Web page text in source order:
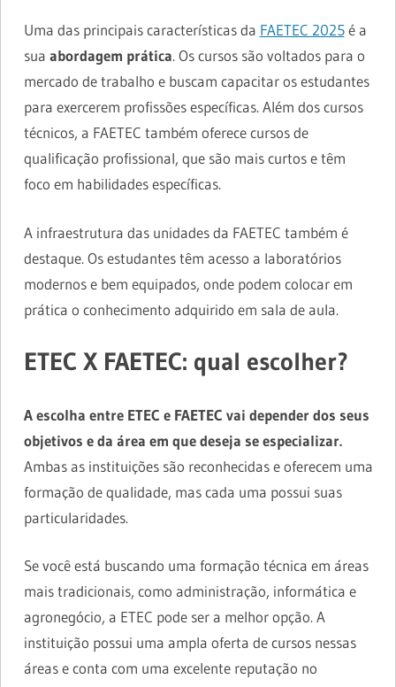
Uma das principais características da FAETEC 2025é a
sua abordagem prática. Os cursos são voltados para o
mercado de trabalho e buscam capacitar os estudantes
para exercerem profissões específicas. Além dos cursos
técnicos, a FAETEC também oferece cursos de
qualificação profissional, que são mais curtos e têm
foco em habilidades específicas.
A infraestrutura das unidades da FAETEC também é
destaque. Os estudantes têm acesso a laboratórios
modernos e bem equipados, onde podem colocar em
prática o conhecimento adquirido em sala de aula.
ETEC X FAETEC: qual escolher?
A escolha entre ETEC e FAETEC vai depender dos seus
objetivos e da área em que deseja se especializar.
Ambas as instituições são reconhecidas e oferecem uma
formação de qualidade, mas cada uma possui suas
particularidades.
Se você está buscando uma formação técnica em áreas
mais tradicionais, como administração, informática e
agronegócio, a ETEC pode ser a melhor opção. A
instituição possui uma ampla oferta de cursos nessas
áreas e conta com uma excelente reputação no